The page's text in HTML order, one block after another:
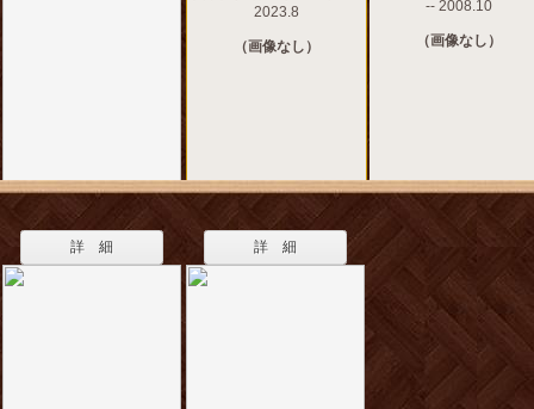
2023.8
（画像なし）
-- 2008.10
（画像なし）
詳 細 詳 細